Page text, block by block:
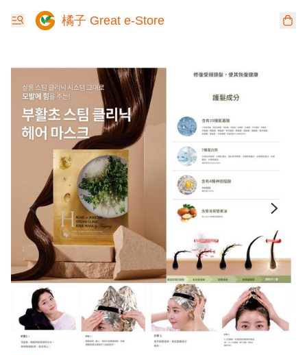
橘子 Great e-Store